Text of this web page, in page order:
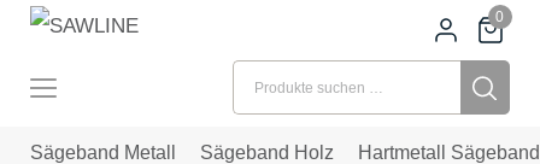
0
Suchen nach:
Sägeband Metall Sägeband Holz Hartmetall Sägeband